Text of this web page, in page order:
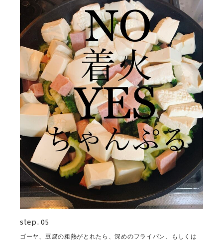
step. 05
ゴーヤ、豆腐の粗熱がとれたら、深めのフライパン、もしくは